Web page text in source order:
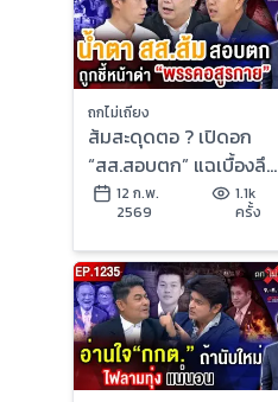
ถกไม่เถียง
ส้มสะดุดตอ ? เปิดอก
“สส.สอบตก” แฉเบื้องลึก
ศึกรวมแก๊ง ชนวน “แพ้ยับ
เยิน” !
12 ก.พ.
2569
1.1k
ครั้ง